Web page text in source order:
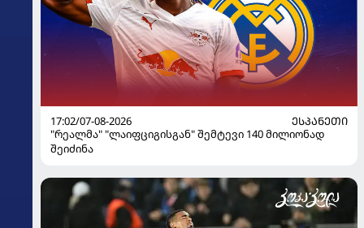
17:02/07-08-2026
ᲔᲡᲞᲐᲜᲔᲗᲘ
"რეალმა" "ლაიფციგისგან" შემტევი 140 მილიონად
შეიძინა